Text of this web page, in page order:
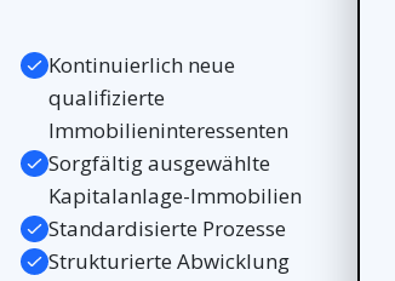
Kontinuierlich neue
qualifizierte
Immobilieninteressenten
Sorgfältig ausgewählte
Kapitalanlage-Immobilien
Standardisierte Prozesse
Strukturierte Abwicklung